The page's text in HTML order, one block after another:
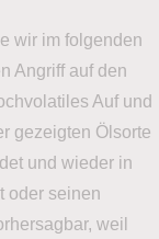
wir im folgenden
Angriff auf den
Auf und
gezeigten Ölsorte
und wieder in
oder seinen
weil